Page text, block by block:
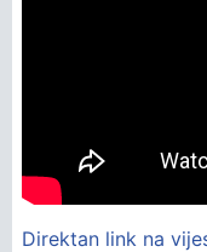
Direktan link na